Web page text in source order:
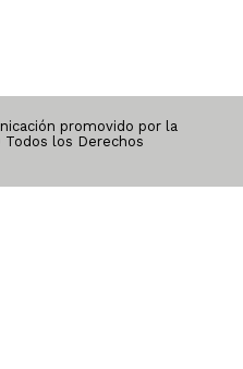
promovido por la
Todos los Derechos